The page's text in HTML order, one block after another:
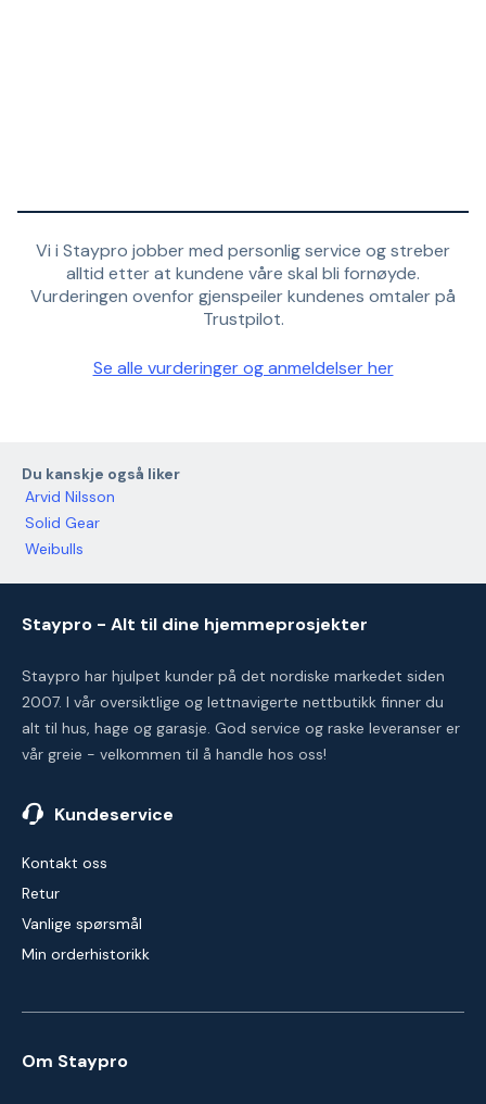
Vi i Staypro jobber med personlig service og streber
alltid etter at kundene våre skal bli fornøyde.
Vurderingen ovenfor gjenspeiler kundenes omtaler på
Trustpilot.
Se alle vurderinger og anmeldelser her
Du kanskje også liker
Arvid Nilsson
Solid Gear
Weibulls
Staypro - Alt til dine hjemmeprosjekter
Staypro har hjulpet kunder på det nordiske markedet siden
2007. I vår oversiktlige og lettnavigerte nettbutikk finner du
alt til hus, hage og garasje. God service og raske leveranser er
vår greie - velkommen til å handle hos oss!
Kundeservice
Kontakt oss
Retur
Vanlige spørsmål
Min orderhistorikk
Om Staypro